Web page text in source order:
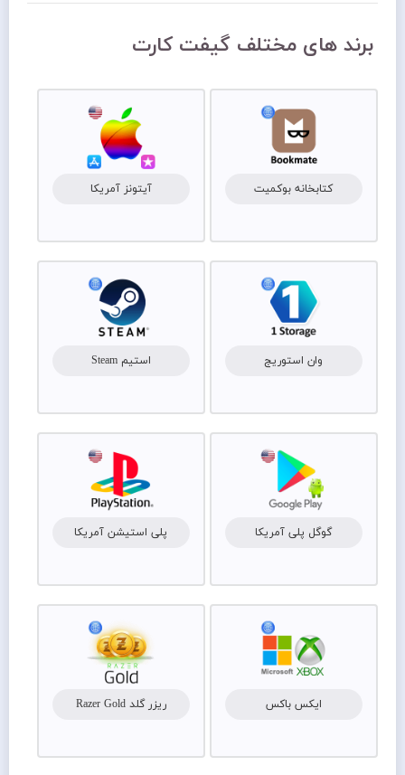
برند های مختلف گیفت کارت
کتابخانه بوکمیت آیتونز آمریکا
وان استوریج استیم Steam
گوگل پلی آمریکا پلی استیشن آمریکا
ایکس باکس ریزر گلد Razer Gold